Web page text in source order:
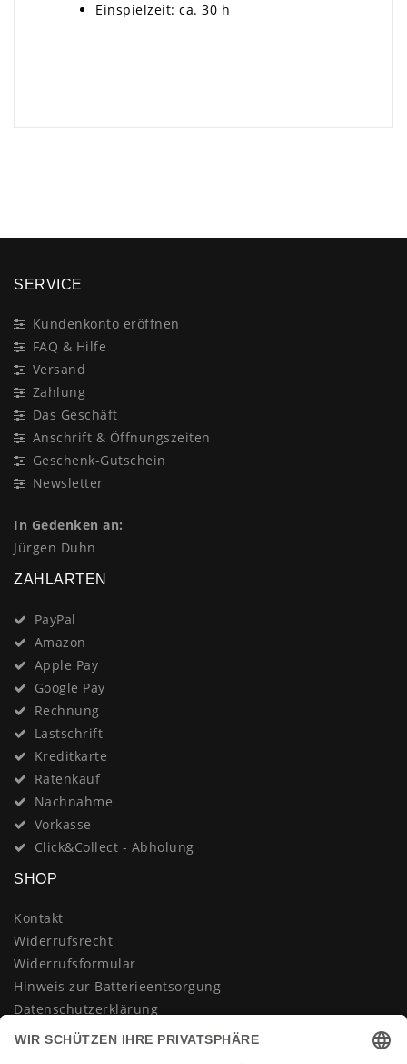
Einspielzeit: ca. 30 h
SERVICE
Kundenkonto eröffnen
FAQ & Hilfe
Versand
Zahlung
Das Geschäft
Anschrift & Öffnungszeiten
Geschenk-Gutschein
Newsletter
In Gedenken an:
Jürgen Duhn
ZAHLARTEN
PayPal
Amazon
Apple Pay
Google Pay
Rechnung
Lastschrift
Kreditkarte
Ratenkauf
Nachnahme
Vorkasse
Click&Collect - Abholung
SHOP
Kontakt
Widerrufsrecht
Widerrufsformular
Hinweis zur Batterieentsorgung
Datenschutzerklärung
AGB